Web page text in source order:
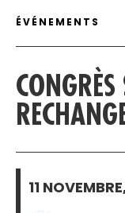
ÉVÉNEMENTS
CONGRÈS
11